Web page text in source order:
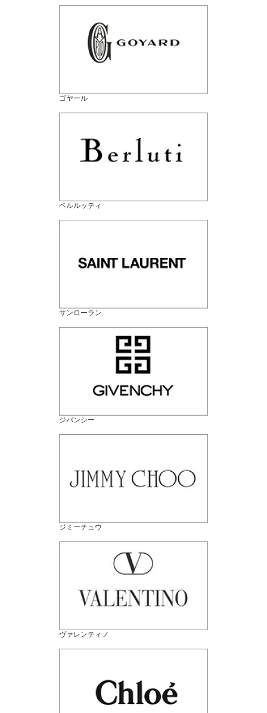
ゴヤール
ベルルッティ
サンローラン
ジバンシー
ジミーチュウ
ヴァレンティノ